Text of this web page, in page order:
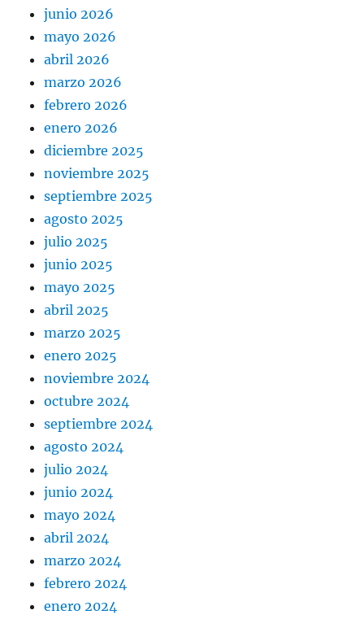
junio 2026
mayo 2026
abril 2026
marzo 2026
febrero 2026
enero 2026
diciembre 2025
noviembre 2025
septiembre 2025
agosto 2025
julio 2025
junio 2025
mayo 2025
abril 2025
marzo 2025
enero 2025
noviembre 2024
octubre 2024
septiembre 2024
agosto 2024
julio 2024
junio 2024
mayo 2024
abril 2024
marzo 2024
febrero 2024
enero 2024